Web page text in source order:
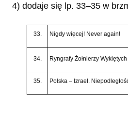
4) dodaje się lp. 33–35 w
33. Nigdy więcej! Never again!
34. Ryngrafy Żołnierzy Wyklętych
35. Polska – Izrael. Niepodległo